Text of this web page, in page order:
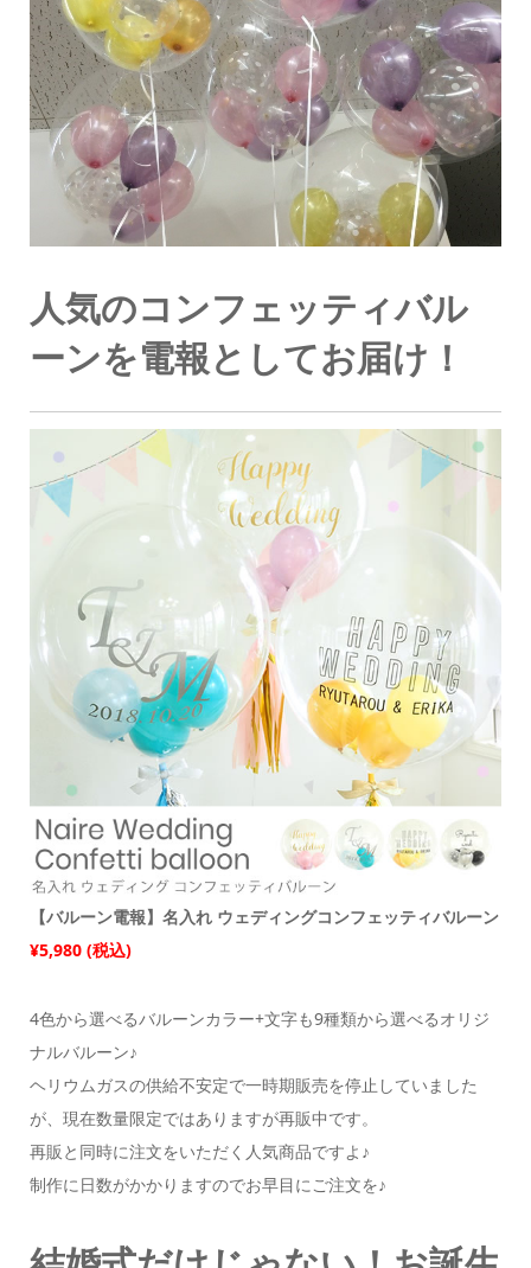
人気のコンフェッティバル
ーンを電報としてお届け！
【バルーン電報】名入れ ウェディングコンフェッティバルーン
¥5,980 (税込)
4色から選べるバルーンカラー+文字も9種類から選べるオリジ
ナルバルーン♪
ヘリウムガスの供給不安定で一時期販売を停止していました
が、現在数量限定ではありますが再販中です。
再販と同時に注文をいただく人気商品ですよ♪
制作に日数がかかりますのでお早目にご注文を♪